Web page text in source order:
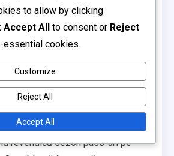
întâmpinate
adesea mai multe probleme
revendică sezon pass-uri pe
to allow by clicking
Accept All to consent or Reject
essential cookies.
Customize
Reject All
Accept All